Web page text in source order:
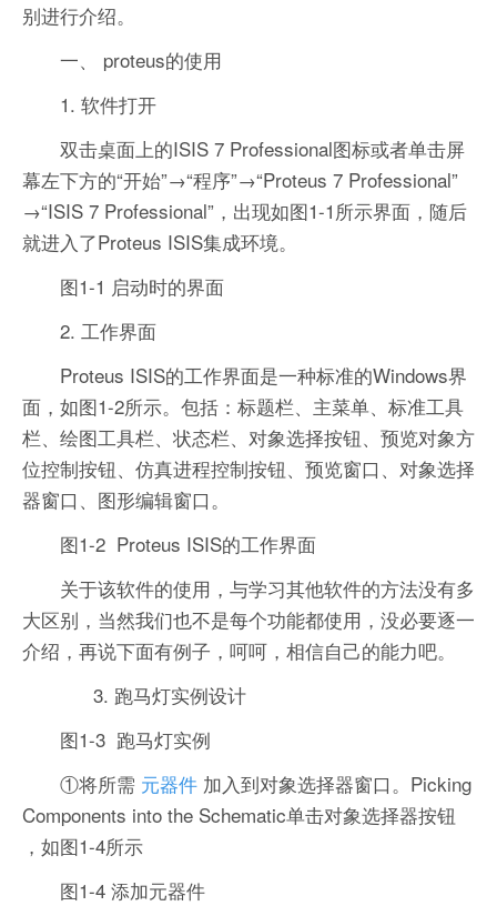
别进行介绍。
一、 proteus的使用
1. 软件打开
双击桌面上的ISIS 7 Professional图标或者单击屏
幕左下方的“开始”→“程序”→“Proteus 7 Professional”
→“ISIS 7 Professional”，出现如图1-1所示界面，随后
就进入了Proteus ISIS集成环境。
图1-1 启动时的界面
2. 工作界面
Proteus ISIS的工作界面是一种标准的Windows界
面，如图1-2所示。包括：标题栏、主菜单、标准工具
栏、绘图工具栏、状态栏、对象选择按钮、预览对象方
位控制按钮、仿真进程控制按钮、预览窗口、对象选择
器窗口、图形编辑窗口。
图1-2 Proteus ISIS的工作界面
关于该软件的使用，与学习其他软件的方法没有多
大区别，当然我们也不是每个功能都使用，没必要逐一
介绍，再说下面有例子，呵呵，相信自己的能力吧。
3. 跑马灯实例设计
图1-3 跑马灯实例
①将所需 元器件 加入到对象选择器窗口。Picking
Components into the Schematic单击对象选择器按钮
，如图1-4所示
图1-4 添加元器件